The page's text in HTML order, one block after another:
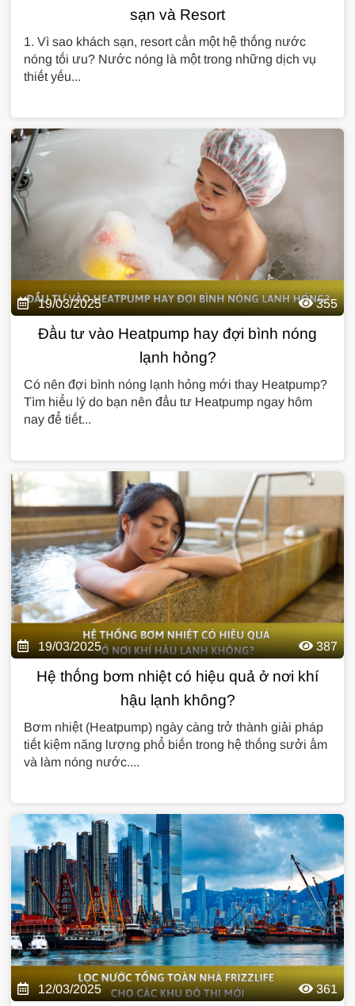
sạn và Resort
1. Vì sao khách sạn, resort cần một hệ thống nước
nóng tối ưu? Nước nóng là một trong những dịch vụ
thiết yếu...
19/03/2025 355
Đầu tư vào Heatpump hay đợi bình nóng
lạnh hỏng?
Có nên đợi bình nóng lạnh hỏng mới thay Heatpump?
Tìm hiểu lý do bạn nên đầu tư Heatpump ngay hôm
nay để tiết...
19/03/2025 387
Hệ thống bơm nhiệt có hiệu quả ở nơi khí
hậu lạnh không?
Bơm nhiệt (Heatpump) ngày càng trở thành giải pháp
tiết kiệm năng lượng phổ biến trong hệ thống sưởi ấm
và làm nóng nước....
12/03/2025 361